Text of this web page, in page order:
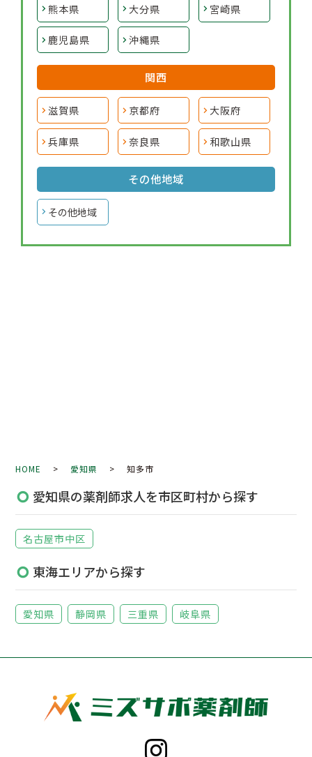
熊本県 大分県 宮崎県
鹿児島県 沖縄県
関西
滋賀県 京都府 大阪府
兵庫県 奈良県 和歌山県
その他地域
その他地域
HOME > 愛知県 > 知多市
愛知県の薬剤師求人を市区町村から探す
名古屋市中区
東海エリアから探す
愛知県 静岡県 三重県 岐阜県